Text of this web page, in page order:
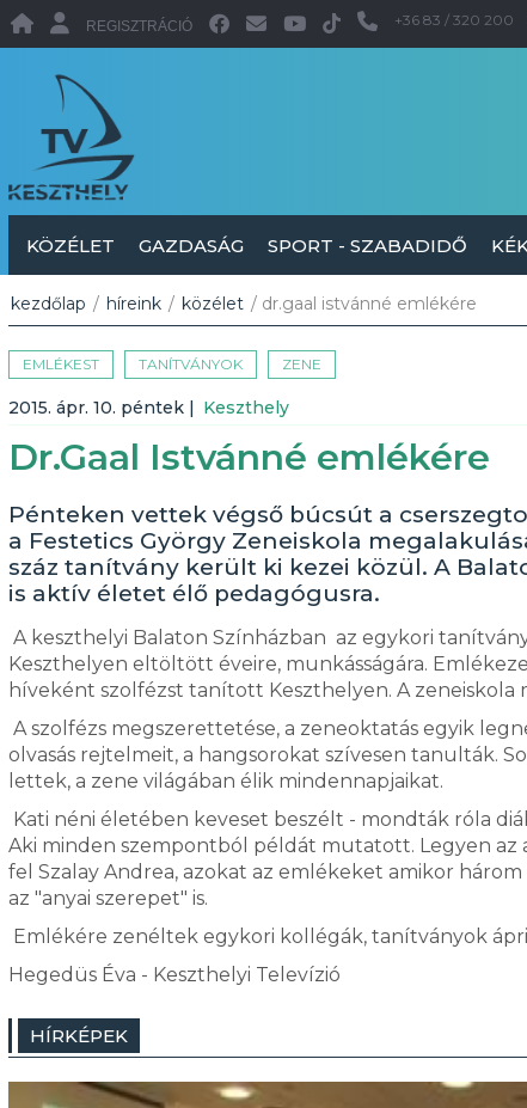
REGISZTRÁCIÓ +36 83 / 320 200
KÖZÉLET GAZDASÁG SPORT - SZABADIDŐ
kezdőlap / híreink / közélet / dr.gaal istvánné emlékére
EMLÉKEST TANÍTVÁNYOK ZENE
2015. ápr. 10. péntek | Keszthely
Dr.Gaal Istvánné emlékére
Pénteken vettek végső búcsút a
a Festetics György Zeneiskola
száz tanítvány került ki kezei közül. A
is aktív életet élő pedagógusra.
A keszthelyi Balaton Színházban az egykori
Keszthelyen eltöltött éveire, munkásságára.
híveként szolfézst tanított Keszthelyen. A
A szolfézs megszerettetése, a zeneoktatás egyik
olvasás rejtelmeit, a hangsorokat szívesen tanulták.
lettek, a zene világában élik mindennapjaikat.
Kati néni életében keveset beszélt - mondták róla
Aki minden szempontból példát mutatott. Legyen az
fel Szalay Andrea, azokat az emlékeket amikor
az "anyai szerepet" is.
Emlékére zenéltek egykori kollégák, tanítványok
Hegedüs Éva - Keszthelyi Televízió
HÍRKÉPEK